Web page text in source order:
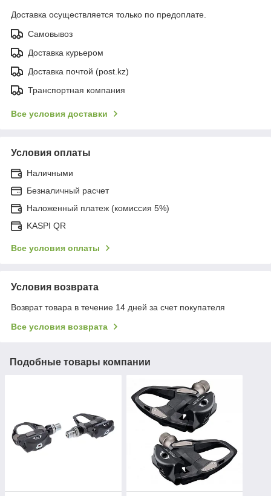
Доставка осуществляется только по предоплате.
Самовывоз
Доставка курьером
Доставка почтой (post.kz)
Транспортная компания
Все условия доставки
Условия оплаты
Наличными
Безналичный расчет
Наложенный платеж (комиссия 5%)
KASPI QR
Все условия оплаты
Условия возврата
Возврат товара в течение 14 дней за счет покупателя
Все условия возврата
Подобные товары компании